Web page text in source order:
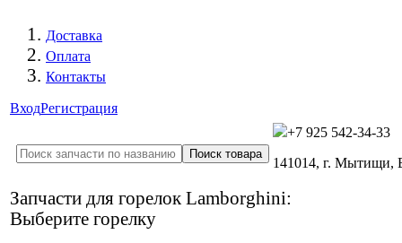
Доставка
Оплата
Контакты
ВходРегистрация
+7 925 542-34-33
141014, г. Мытищи,
Запчасти для горелок Lamborghini:
Выберите горелку